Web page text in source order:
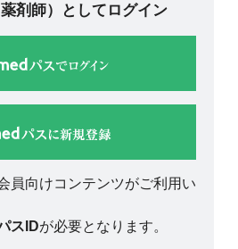
剤師）としてログイン
員向けコンテンツがご利用い
スIDが必要となります。